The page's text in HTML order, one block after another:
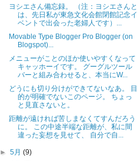
ヨシエさん備忘録。 （注：ヨシエさんと
は、先日私が東急文化会館閉館記念イ
ベントで出会った老婦人です）...
Movable Type Blogger Pro Blogger (on
Blogspot)...
メニューがことのほか使いやすくなって
キャッホーイです。 グーグルツール
バーと組み合わせると、本当にW...
どうにも切り分けができてないなあ。 目
的が明確でないこのページ。 ちょっ
と見直さないと。
距離が遠ければ苦しまなくてすんだろう
に。 この中途半端な距離が、私に間
違った妄想を見せて、 自分で自...
►5月(9)